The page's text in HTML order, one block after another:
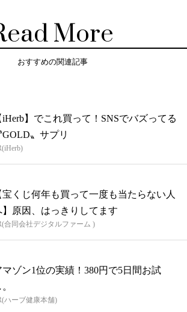
More
おすすめの関連記事
iHerb】でこれ買って！SNSでバズってる
GOLD〟サプリ
宝くじ何年も買って一度も当たらない人
】原因、はっきりしてます
合同会社デジタルファーム )
マゾン1位の実績！380円で5日間お試
ハーブ健康本舗)